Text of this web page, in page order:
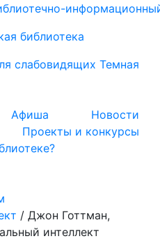
библиотека
слабовидящих Темная
Афиша
Новости
Проекты и конкурсы
/ Джон Готтман,
интеллект